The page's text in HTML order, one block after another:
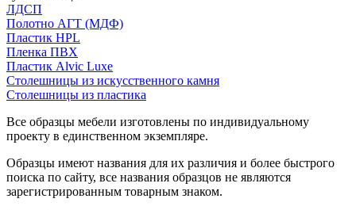
ЛДСП
Полотно АГТ (МДФ)
Пластик HPL
Пленка ПВХ
Пластик Alvic Luxe
Столешницы из искусственного камня
Столешницы из пластика
Все образцы мебели изготовлены по индивидуальному
проекту в единственном экземпляре.
Образцы имеют названия для их различия и более быстрого
поиска по сайту, все названия образцов не являются
зарегистрированным товарным знаком.